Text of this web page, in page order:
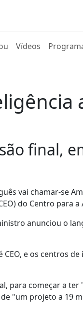
Vídeos
final,
vai chamar-se
do Centro para a
anunciou o
e os centros de
para começar a
"um projeto a 19